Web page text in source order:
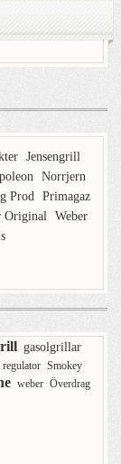
Jensengrill
Norrjern
Prod
Primagaz
Original Weber
gasolgrillar
regulator Smokey
weber Överdrag